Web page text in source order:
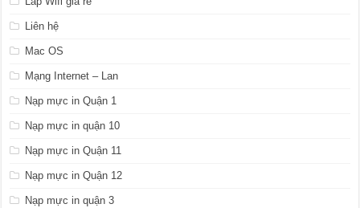
Liên hệ
Mac OS
Mạng Internet – Lan
Nạp mực in Quận 1
Nạp mực in quận 10
Nạp mực in Quận 11
Nạp mực in Quận 12
Nạp mực in quận 3